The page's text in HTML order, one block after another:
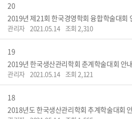
20
2019년 제21회 한국경영학회 융합학술대회
관리자 2021.05.14 조회 2,310
19
2019년 한국생산관리학회 춘계학술대회 안내
관리자 2021.05.14 조회 2,121
18
2018년도 한국생산관리학회 추계학술대회